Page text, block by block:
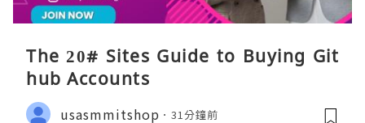
The 20# Sites Guide to Buying Git
hub Accounts
usasmmitshop 31分鐘前